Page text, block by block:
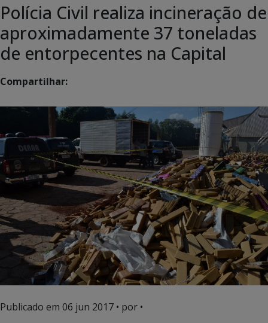
Polícia Civil realiza incineração de
aproximadamente 37 toneladas
de entorpecentes na Capital
Compartilhar:
Publicado em 06 jun 2017 • por •